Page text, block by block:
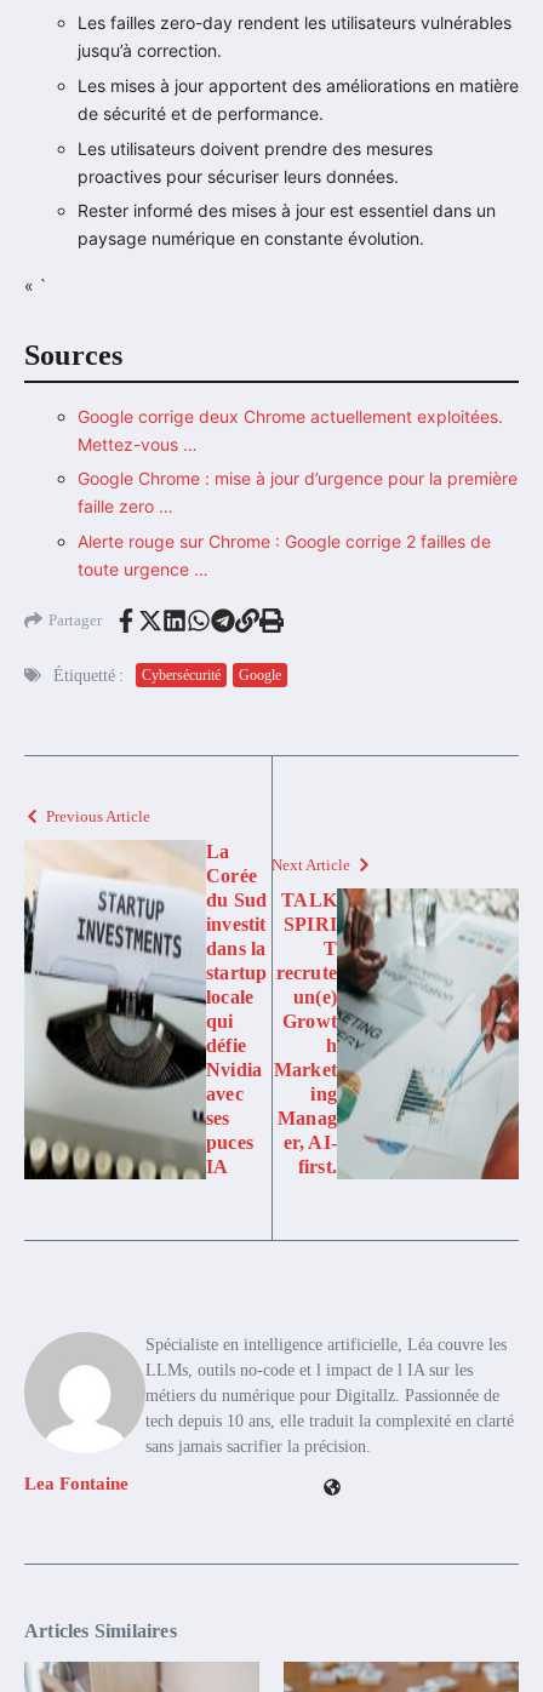
Les failles zero-day rendent les utilisateurs vulnérables
jusqu’à correction.
Les mises à jour apportent des améliorations en matière
de sécurité et de performance.
Les utilisateurs doivent prendre des mesures
proactives pour sécuriser leurs données.
Rester informé des mises à jour est essentiel dans un
paysage numérique en constante évolution.
« `
Sources
Google corrige deux Chrome actuellement exploitées.
Mettez-vous …
Google Chrome : mise à jour d’urgence pour la première
faille zero …
Alerte rouge sur Chrome : Google corrige 2 failles de
toute urgence …
Partager
Étiquetté : Cybersécurité Google
Previous Article
La
Corée
du Sud
investit
dans la
startup
locale
qui
défie
Nvidia
avec
ses
puces
IA
Next Article
TALK
SPIRI
T
recrute
un(e)
Growt
h
Market
ing
Manag
er, AI-
first.
Lea Fontaine
Spécialiste en intelligence artificielle, Léa couvre les
LLMs, outils no-code et l impact de l IA sur les
métiers du numérique pour Digitallz. Passionnée de
tech depuis 10 ans, elle traduit la complexité en clarté
sans jamais sacrifier la précision.
Articles Similaires